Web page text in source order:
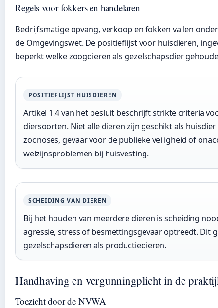
Regels voor fokkers en handelaren
Bedrijfsmatige opvang, verkoop en fokken vallen
de Omgevingswet. De positieflijst voor huisdieren,
beperkt welke zoogdieren als gezelschapsdier
POSITIEFLIJST HUISDIEREN
Artikel 1.4 van het besluit beschrijft strikte criteria
diersoorten. Niet alle dieren zijn geschikt als huisdier
zoonoses, gevaar voor de publieke veiligheid of
welzijnsproblemen bij huisvesting.
SCHEIDING VAN DIEREN
Bij het houden van meerdere dieren is scheiding
agressie, stress of besmettingsgevaar optreedt. Dit
gezelschapsdieren als productiedieren.
Handhaving en vergunningplicht in de
Toezicht door de NVWA